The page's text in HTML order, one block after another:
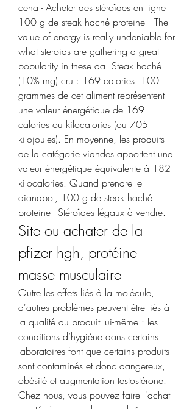
cena - Acheter des stéroïdes en ligne
100 g de steak haché proteine -- The
value of energy is really undeniable for
what steroids are gathering a great
popularity in these da. Steak haché
(10% mg) cru : 169 calories. 100
grammes de cet aliment représentent
une valeur énergétique de 169
calories ou kilocalories (ou 705
kilojoules). En moyenne, les produits
de la catégorie viandes apportent une
valeur énergétique équivalente à 182
kilocalories. Quand prendre le
dianabol, 100 g de steak haché
proteine - Stéroïdes légaux à vendre.
Site ou achater de la
pfizer hgh, protéine
masse musculaire
Outre les effets liés à la molécule,
d'autres problèmes peuvent être liés à
la qualité du produit lui-même : les
conditions d’hygiène dans certains
laboratoires font que certains produits
sont contaminés et donc dangereux,
obésité et augmentation testostérone.
Chez nous, vous pouvez faire l'achat